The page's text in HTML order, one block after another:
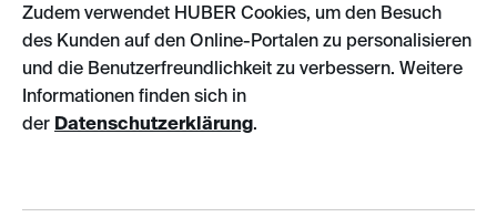
Zudem verwendet HUBER Cookies, um den Besuch
des Kunden auf den Online-Portalen zu personalisieren
und die Benutzerfreundlichkeit zu verbessern. Weitere
Informationen finden sich in
der Datenschutzerklärung.